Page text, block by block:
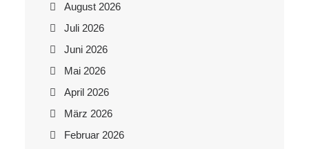
August 2026
Juli 2026
Juni 2026
Mai 2026
April 2026
März 2026
Februar 2026